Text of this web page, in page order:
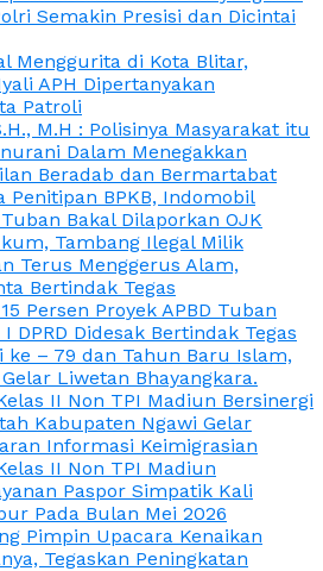
Semakin Presisi dan Dicintai
Menggurita di Kota Blitar,
APH Dipertanyakan
Patroli
M.H : Polisinya Masyarakat itu
Dalam Menegakkan
Beradab dan Bermartabat
Penitipan BPKB, Indomobil
Bakal Dilaporkan OJK
Tambang Ilegal Milik
Terus Menggerus Alam,
Bertindak Tegas
Persen Proyek APBD Tuban
DPRD Didesak Bertindak Tegas
ke – 79 dan Tahun Baru Islam,
Liwetan Bhayangkara.
II Non TPI Madiun Bersinergi
Kabupaten Ngawi Gelar
Informasi Keimigrasian
II Non TPI Madiun
Paspor Simpatik Kali
Pada Bulan Mei 2026
Pimpin Upacara Kenaikan
Tegaskan Peningkatan